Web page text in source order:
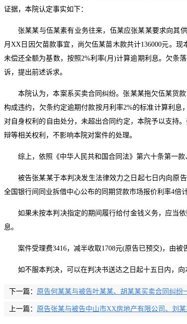
证据，本院认定事实如下：
张某某与伍某素有业务往来，伍某应张某某要求向其
月XX日因欠苗款事宜，尚欠伍某苗木款共计136000元。
未偿还全额为基数，按照2%利率(月)计算逾期利息。欠条
诉，提出前述诉求。
本院认为，本案系买卖合同纠纷。张某某拖欠伍某货
构成违约，欠条约定逾期付款按月利率2%的标准计算利
对自身权利的自由处分，未超出合同约定，本院予以支持
辩等相关权利，不影响本院对案件的处理。
综上，依照《中华人民共和国合同法》第六十条第一
被告张某某于本判决发生法律效力之日起七日内向原
全国银行间同业拆借中心公布的同期贷款市场报价利率4倍计
如果未按本判决指定的期间履行给付金钱义务，应当
息。
案件受理费3416，减半收取1708元(原告已预交)，由
如不服本判决，可以在判决书送达之日起十五日内，
下一篇： 原告何某某与被告叶某某、胡某某买卖合同纠纷
上一篇： 原告张某与被告中山市XX房地产有限公司、刘